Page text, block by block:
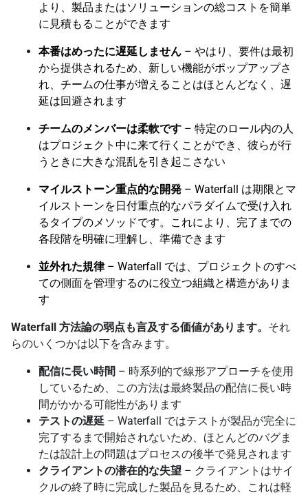
より、製品またはソリューションの総コストを簡単
に見積もることができます
本番はめったに遅延しません – やはり、要件は最初
から提供されるため、新しい機能がポップアップさ
れ、チームの仕事が増えることはほとんどなく、遅
延は回避されます
チームのメンバーは柔軟です – 特定のロール内の人
はプロジェクト中に来て行くことができ、彼らが行
うときに大きな混乱を引き起こさない
マイルストーン重点的な開発 – Waterfall は期限とマ
イルストーンを日付重点的なパラダイムで受け入れ
るタイプのメソッドです。これにより、完了までの
各段階を明確に理解し、準備できます
並外れた規律– Waterfall では、プロジェクトのすべ
ての側面を管理するのに役立つ組織と構造がありま
す
Waterfall 方法論の弱点も言及する価値があります。 それ
らのいくつかは以下を含みます。
配信に長い時間 – 時系列的で線形アプローチを使用
しているため、この方法は最終製品の配信に長い時
間がかかる可能性があります
テストの遅延 – Waterfall ではテストが製品が完全に
完了するまで開始されないため、ほとんどのバグま
たは設計上の問題はプロセスの後半で発見されます
クライアントの潜在的な失望 – クライアントはサイ
クルの終了時に完成した製品を見るため、これは軽